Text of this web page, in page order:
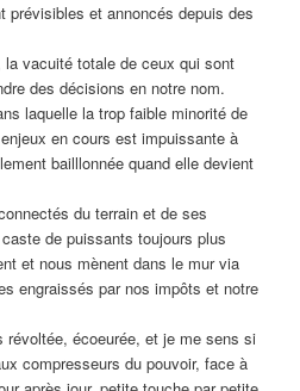
prévisibles et annoncés depuis des
la vacuité totale de ceux qui sont
des décisions en notre nom.
laquelle la trop faible minorité de
en cours est impuissante à
bailllonnée quand elle devient
du terrain et de ses
de puissants toujours plus
et nous mènent dans le mur via
engraissés par nos impôts et notre
révoltée, écoeurée, et je me sens si
compresseurs du pouvoir, face à